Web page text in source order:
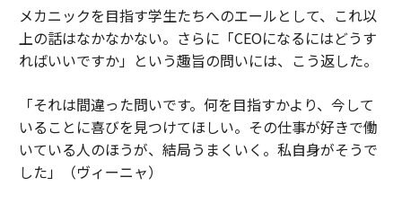
メカニックを目指す学生たちへのエールとして、これ以
上の話はなかなかない。さらに「CEOになるにはどうす
ればいいですか」という趣旨の問いには、こう返した。
「それは間違った問いです。何を目指すかより、今して
いることに喜びを見つけてほしい。その仕事が好きで働
いている人のほうが、結局うまくいく。私自身がそうで
した」（ヴィーニャ）